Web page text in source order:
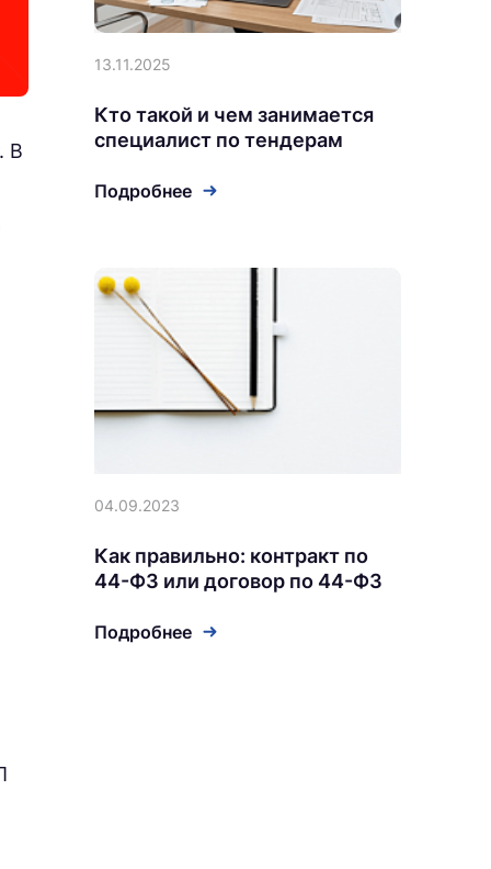
В
13.11.2025
Кто такой и чем занимается
специалист по тендерам
Подробнее
04.09.2023
Как правильно: контракт по
44-ФЗ или договор по 44-ФЗ
Подробнее